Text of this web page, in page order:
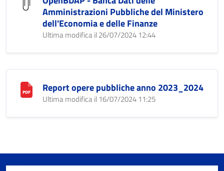
Amministrazioni Pubbliche del Ministero
dell'Economia e delle Finanze
Ultima modifica il 26/07/2024 12:44
Report opere pubbliche anno 2023_2024
Ultima modifica il 16/07/2024 11:25